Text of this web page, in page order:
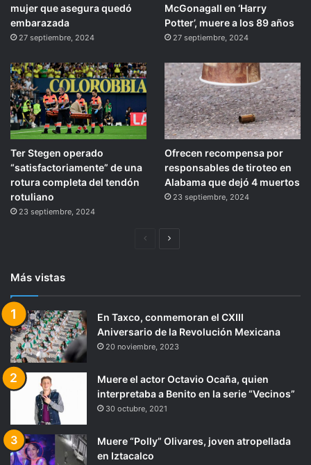
mujer que asegura quedó
embarazada
27 septiembre, 2024
McGonagall en ‘Harry
Potter’, muere a los 89 años
27 septiembre, 2024
Ter Stegen operado
“satisfactoriamente” de una
rotura completa del tendón
rotuliano
23 septiembre, 2024
Ofrecen recompensa por
responsables de tiroteo en
Alabama que dejó 4 muertos
23 septiembre, 2024
PáginaSiguiente
Más vistas
En Taxco, conmemoran el CXIII
Aniversario de la Revolución Mexicana
20 noviembre, 2023
Muere el actor Octavio Ocaña, quien
interpretaba a Benito en la serie “Vecinos”
30 octubre, 2021
Muere “Polly” Olivares, joven atropellada
en Iztacalco